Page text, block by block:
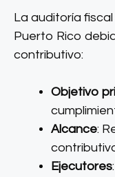
La auditoría
Puerto Rico
contributivo:
Objetivo
Alcance:
Ejecutores